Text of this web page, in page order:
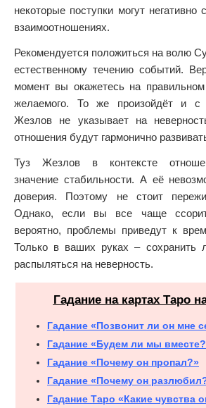
некоторые поступки могут негативно
взаимоотношениях.
Рекомендуется положиться на волю
естественному течению событий.
момент вы окажетесь на правильном
желаемого. То же произойдёт и с
Жезлов не указывает на
отношения будут гармонично
Туз Жезлов в контексте
значение стабильности. А её
доверия. Поэтому не стоит
Однако, если вы все чаще
вероятно, проблемы приведут к
Только в ваших руках –
распыляться на неверность.
Гадание на картах Таро
Гадание «Позвонит ли он мне
Гадание «Будем ли мы
Гадание «Почему он пропал?»
Гадание «Почему он
Гадание Таро «Какие чувства